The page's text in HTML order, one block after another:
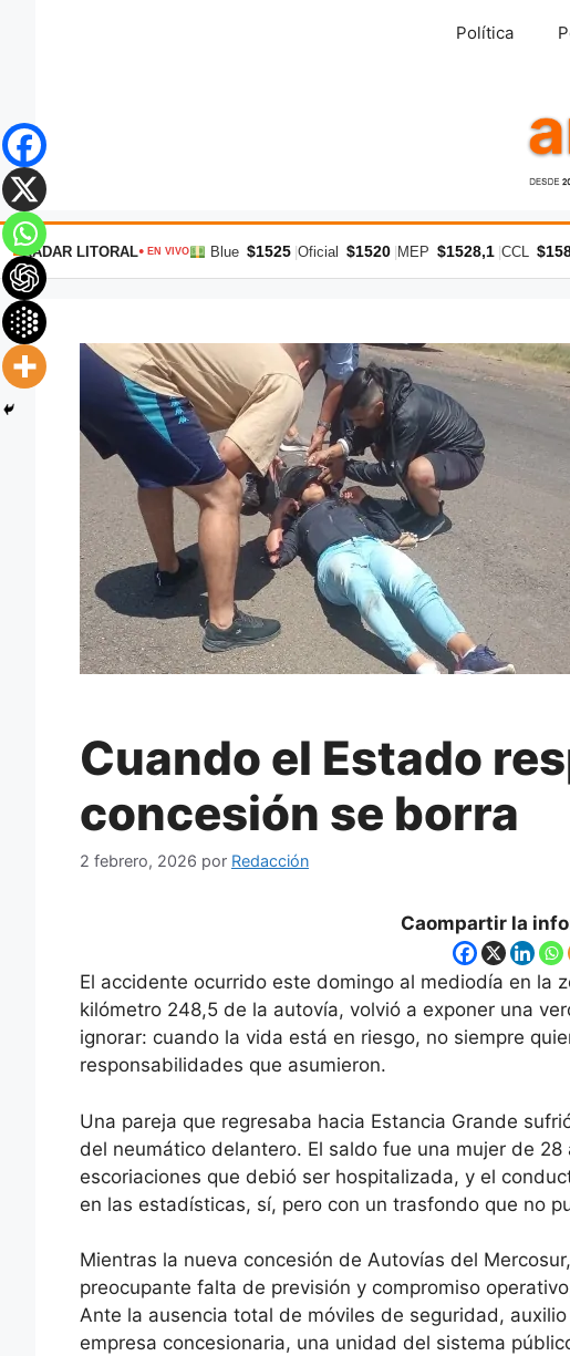
Política
RADAR LITORAL● EN VIVO Blue $1525 |Oficial $1520 |MEP $1528,1 |CCL
Cuando el Estado
concesión se borra
2 febrero, 2026 por Redacción
Caompartir la
El accidente ocurrido este domingo al mediodía en la
kilómetro 248,5 de la autovía, volvió a exponer una
ignorar: cuando la vida está en riesgo, no siempre
responsabilidades que asumieron.
Una pareja que regresaba hacia Estancia Grande
del neumático delantero. El saldo fue una mujer de
escoriaciones que debió ser hospitalizada, y el
en las estadísticas, sí, pero con un trasfondo que no
Mientras la nueva concesión de Autovías del
preocupante falta de previsión y compromiso
Ante la ausencia total de móviles de seguridad,
empresa concesionaria, una unidad del sistema